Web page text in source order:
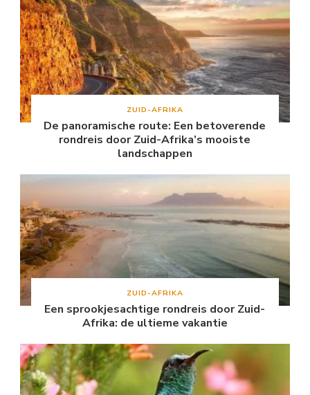
ZUID-AFRIKA
De panoramische route: Een betoverende
rondreis door Zuid-Afrika’s mooiste
landschappen
ZUID-AFRIKA
Een sprookjesachtige rondreis door Zuid-
Afrika: de ultieme vakantie